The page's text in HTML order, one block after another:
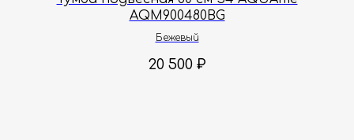
AQM900480BG
Бежевый
20 500 ₽
Политика конфиденциальности